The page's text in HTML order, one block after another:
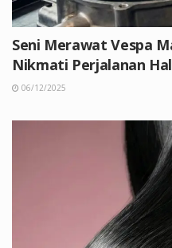
Seni Merawat Vespa
Nikmati Perjalanan
06/12/2025